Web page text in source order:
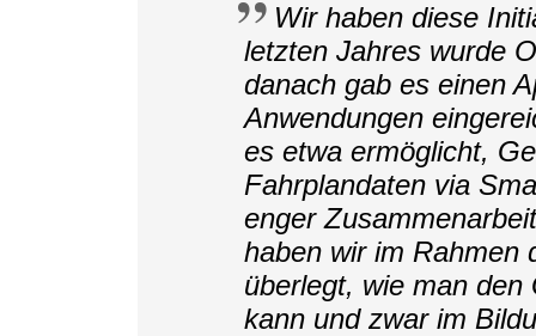
Wir haben diese
letzten Jahres wurde
danach gab es einen
Anwendungen
es etwa ermöglicht,
Fahrplandaten via
enger
haben wir im Rahmen
überlegt, wie man den
kann und zwar im